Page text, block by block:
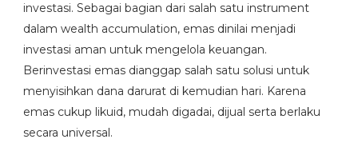
investasi. Sebagai bagian dari salah satu instrument
dalam wealth accumulation, emas dinilai menjadi
investasi aman untuk mengelola keuangan.
Berinvestasi emas dianggap salah satu solusi untuk
menyisihkan dana darurat di kemudian hari. Karena
emas cukup likuid, mudah digadai, dijual serta berlaku
secara universal.